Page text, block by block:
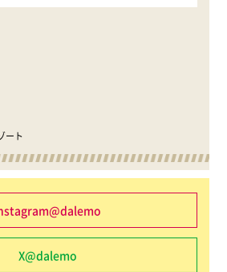
ート
X@dalemo